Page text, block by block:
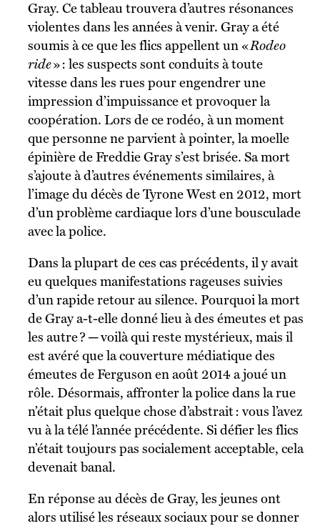
Gray. Ce tableau trouvera d’autres résonances
violentes dans les années à venir. Gray a été
soumis à ce que les flics appellent un «Rodeo
ride» : les suspects sont conduits à toute
vitesse dans les rues pour engendrer une
impression d’impuissance et provoquer la
coopération. Lors de ce rodéo, à un moment
que personne ne parvient à pointer, la moelle
épinière de Freddie Gray s’est brisée. Sa mort
s’ajoute à d’autres événements similaires, à
l’image du décès de Tyrone West en 2012, mort
d’un problème cardiaque lors d’une bousculade
avec la police.
Dans la plupart de ces cas précédents, il y avait
eu quelques manifestations rageuses suivies
d’un rapide retour au silence. Pourquoi la mort
de Gray a-t-elle donné lieu à des émeutes et pas
les autre ? ─ voilà qui reste mystérieux, mais il
est avéré que la couverture médiatique des
émeutes de Ferguson en août 2014 a joué un
rôle. Désormais, affronter la police dans la rue
n’était plus quelque chose d’abstrait : vous l’avez
vu à la télé l’année précédente. Si défier les flics
n’était toujours pas socialement acceptable, cela
devenait banal.
En réponse au décès de Gray, les jeunes ont
alors utilisé les réseaux sociaux pour se donner